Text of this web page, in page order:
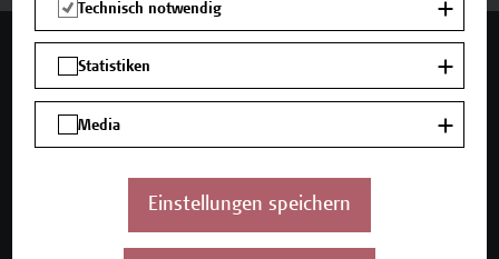
Mehr Infos gewünscht?
Seminare und Zertifikatsprogramme
Inhouse-Weiterbildung
Technisch notwendig
Statistiken
Media
Einstellungen speichern